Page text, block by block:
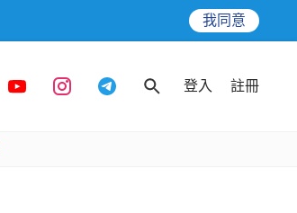
我同意
登入 註冊